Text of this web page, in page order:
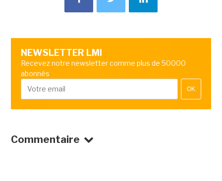
NEWSLETTER LMI
Recevez notre newsletter comme plus de 50000
abonnés
OK
Commentaire